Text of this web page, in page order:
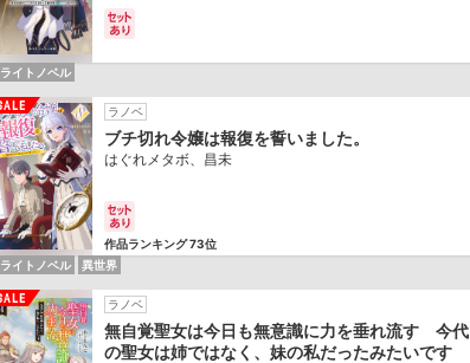
ライトノベル
ラノベ
ブチ切れ令嬢は報復を誓いました。
はぐれメタボ、昌未
作品ランキング 73位
ライトノベル
異世界
ラノベ
無自覚聖女は今日も無意識に力を垂れ流す 今代
の聖女は姉ではなく、妹の私だったみたいです